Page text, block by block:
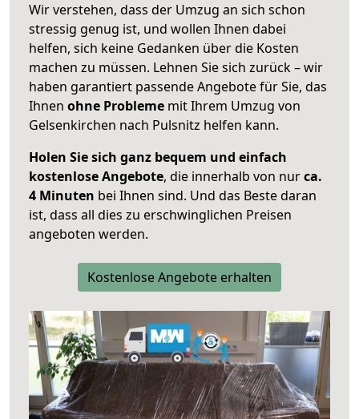
Wir verstehen, dass der Umzug an sich schon
stressig genug ist, und wollen Ihnen dabei
helfen, sich keine Gedanken über die Kosten
machen zu müssen. Lehnen Sie sich zurück – wir
haben garantiert passende Angebote für Sie, das
Ihnen ohne Probleme mit Ihrem Umzug von
Gelsenkirchen nach Pulsnitz helfen kann.
Holen Sie sich ganz bequem und einfach
kostenlose Angebote, die innerhalb von nurca.
4 Minuten bei Ihnen sind. Und das Beste daran
ist, dass all dies zu erschwinglichen Preisen
angeboten werden.
Kostenlose Angebote erhalten